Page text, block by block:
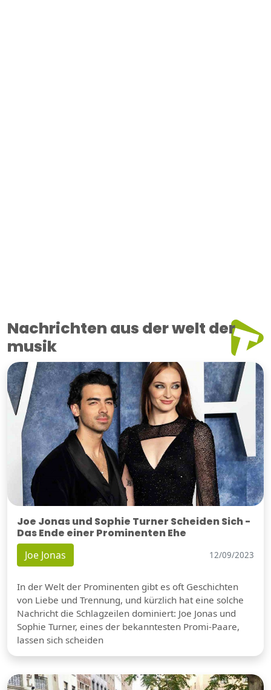
Nachrichten aus der welt der
musik
Joe Jonas und Sophie Turner Scheiden Sich -
Das Ende einer Prominenten Ehe
Joe Jonas 12/09/2023
In der Welt der Prominenten gibt es oft Geschichten
von Liebe und Trennung, und kürzlich hat eine solche
Nachricht die Schlagzeilen dominiert: Joe Jonas und
Sophie Turner, eines der bekanntesten Promi-Paare,
lassen sich scheiden